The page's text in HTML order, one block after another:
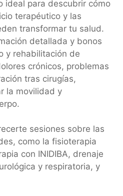
ideal para descubrir cómo
terapéutico y las
transformar tu salud.
detallada y bonos
y rehabilitación de
crónicos, problemas
tras cirugías,
la movilidad y
sesiones sobre las
como la fisioterapia
con INIDIBA, drenaje
y respiratoria, y
Necesarias
Son
necesarias
para que
funcione la
web.